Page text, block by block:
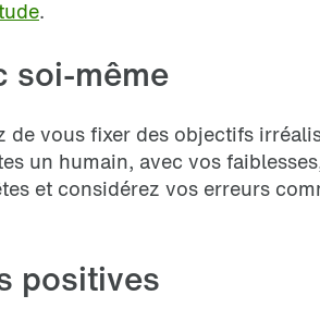
.
soi-même
de vous fixer des objectifs
un humain, avec vos
et considérez vos erreurs
positives